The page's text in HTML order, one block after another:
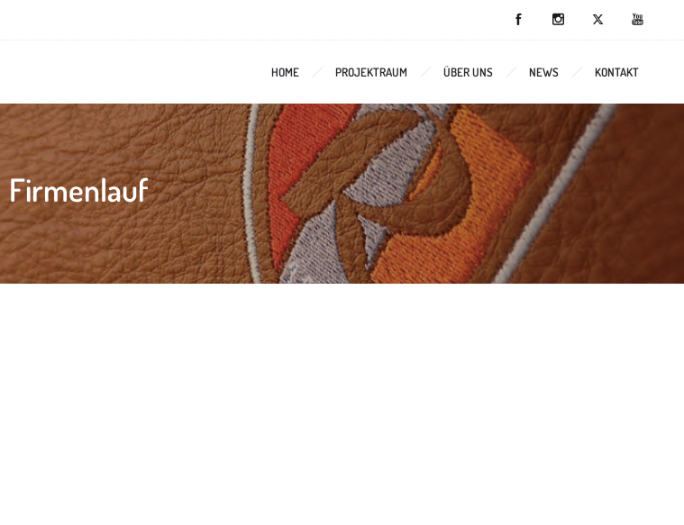
HOME PROJEKTRAUM ÜBER UNS NEWS KONTAKT
Firmenlauf